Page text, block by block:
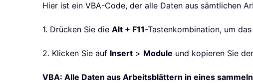
Hier ist ein VBA-Code, der alle Daten aus sämtlichen
1. Drücken Sie die Alt + F11-Tastenkombination, um das
2. Klicken Sie auf Insert > Module und kopieren Sie
VBA: Alle Daten aus Arbeitsblättern in eines